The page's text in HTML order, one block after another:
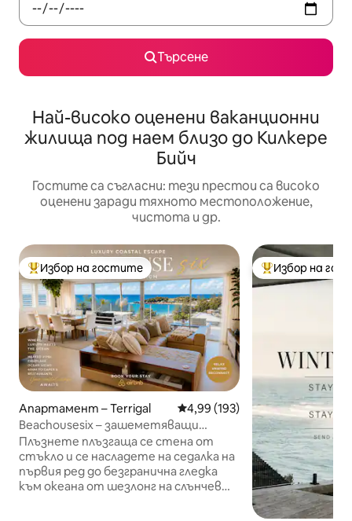
Търсене
Най-високо оценени ваканционни
жилища под наем близо до Килкере
Бийч
Гостите са съгласни: тези престои са високо
оценени заради тяхното местоположение,
чистота и др.
Най-популярен избор на гостите
Избор на гостите
Апартамент – Terrigal Средна оценка: 4,99 от 5,
4,99 (193)
Beachousesix – зашеметяващи
гледки към океана от стилен дом
Плъзнете плъзгаща се стена от
стъкло и се насладете на седалка на
първия ред до безгранична гледка
към океана от шезлонг на слънчев
Най-популярен
Избор на